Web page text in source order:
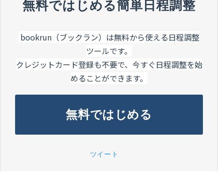
無料ではじめる簡単日程調整
bookrun（ブックラン）は無料から使える日程調整
ツールです。
クレジットカード登録も不要で、今すぐ日程調整を始
めることができます。
無料ではじめる
ツイート